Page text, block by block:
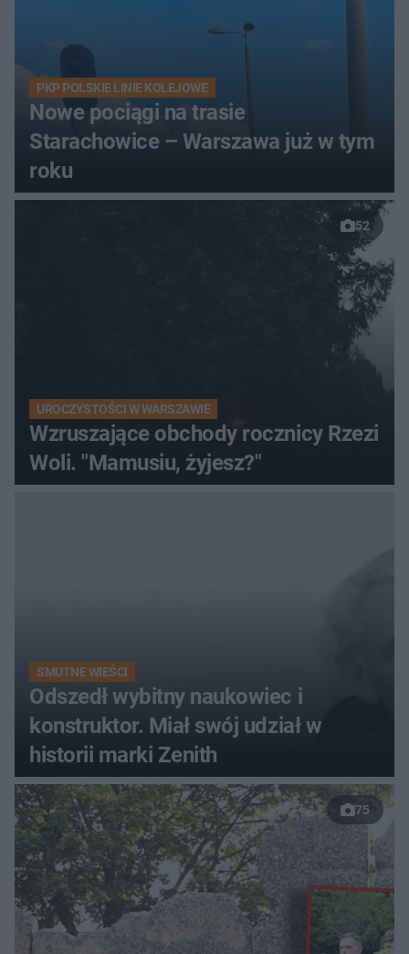
PKP POLSKIE LINIE KOLEJOWE
Nowe pociągi na trasie
Starachowice – Warszawa już w tym
roku
52
UROCZYSTOŚCI W WARSZAWIE
Wzruszające obchody rocznicy Rzezi
Woli. "Mamusiu, żyjesz?"
SMUTNE WIEŚCI
Odszedł wybitny naukowiec i
konstruktor. Miał swój udział w
historii marki Zenith
75